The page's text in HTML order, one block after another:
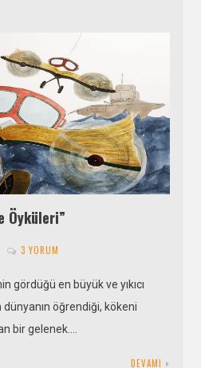
Öyküleri”
3 YORUM
gördüğü en büyük ve yıkıcı
öğrendiği, kökeni
bir gelenek….
DEVAMI